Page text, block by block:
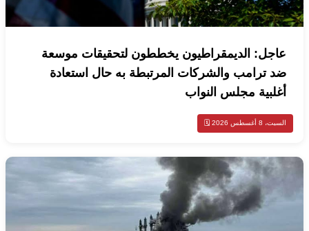
عاجل: الديمقراطيون يخططون لتحقيقات موسعة
ضد ترامب والشركات المرتبطة به حال استعادة
أغلبية مجلس النواب
السبت، 8 أغسطس 2026 🗓️